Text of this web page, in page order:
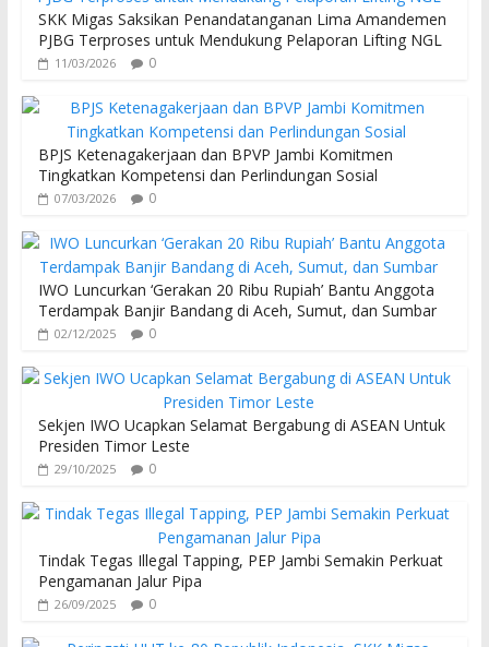
SKK Migas Saksikan Penandatanganan Lima Amandemen
PJBG Terproses untuk Mendukung Pelaporan Lifting NGL
11/03/2026 0
BPJS Ketenagakerjaan dan BPVP Jambi Komitmen
Tingkatkan Kompetensi dan Perlindungan Sosial
07/03/2026 0
IWO Luncurkan ‘Gerakan 20 Ribu Rupiah’ Bantu Anggota
Terdampak Banjir Bandang di Aceh, Sumut, dan Sumbar
02/12/2025 0
Sekjen IWO Ucapkan Selamat Bergabung di ASEAN Untuk
Presiden Timor Leste
29/10/2025 0
Tindak Tegas Illegal Tapping, PEP Jambi Semakin Perkuat
Pengamanan Jalur Pipa
26/09/2025 0